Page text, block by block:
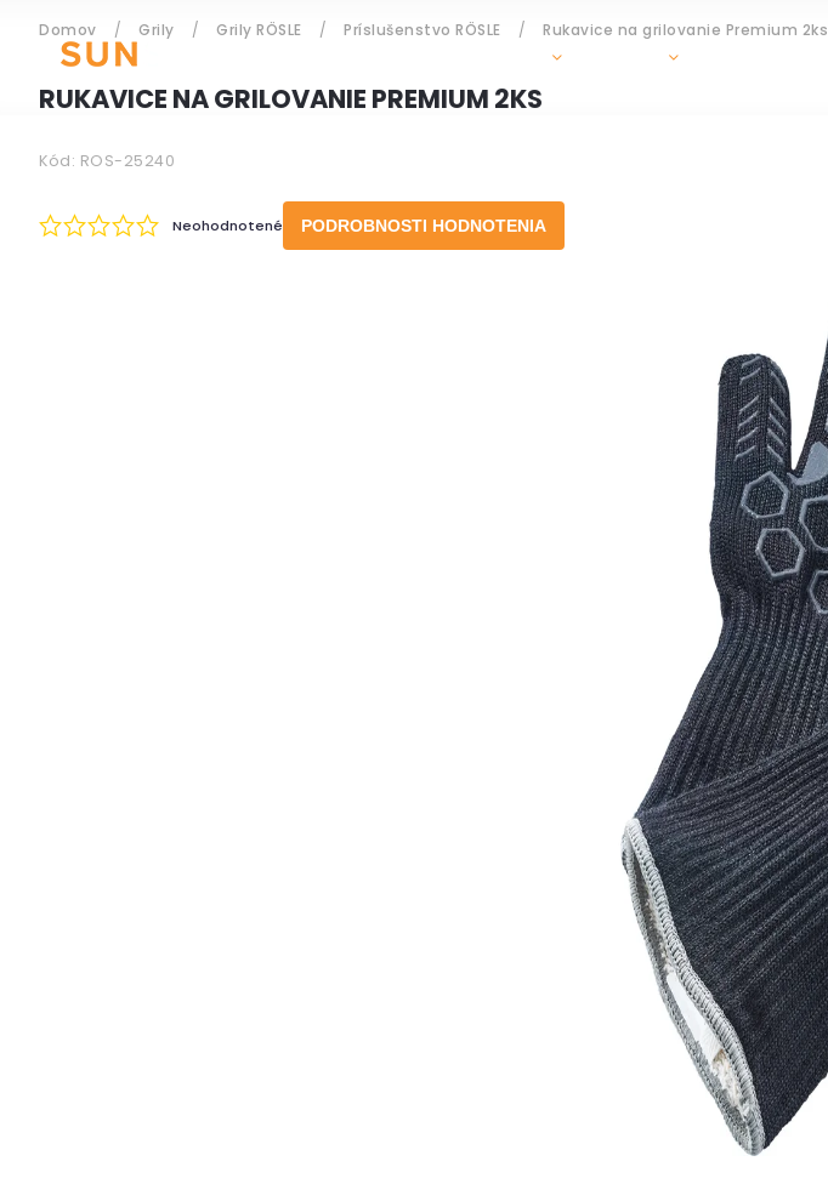
Domov / Grily / Grily RÖSLE / Príslušenstvo RÖSLE / Rukavice na grilovanie Premium 2ks
RUKAVICE NA GRILOVANIE PREMIUM 2KS
Kód: ROS-25240
Neohodnotené PODROBNOSTI HODNOTENIA